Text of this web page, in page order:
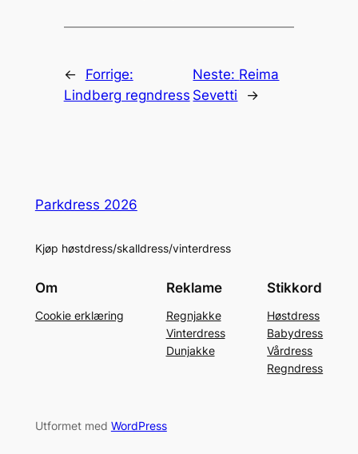
←
Forrige:
Lindberg regndress
Neste: Reima
Sevetti
→
Parkdress 2026
Kjøp høstdress/skalldress/vinterdress
Om
Cookie erklæring
Reklame
Regnjakke
Vinterdress
Dunjakke
Stikkord
Høstdress
Babydress
Vårdress
Regndress
Utformet med WordPress